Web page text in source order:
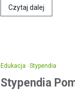
Czytaj dalej
Edukacja Stypendia
Stypendia